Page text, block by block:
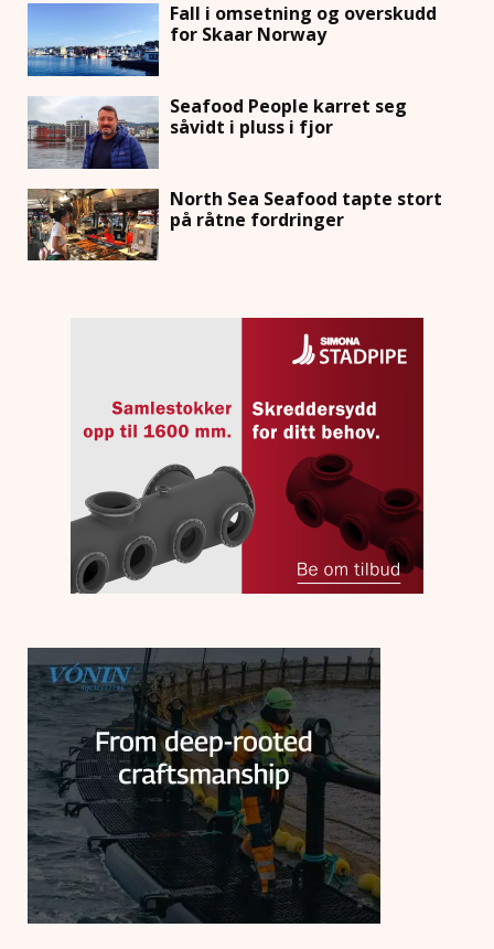
Fall i omsetning og overskudd
for Skaar Norway
Seafood People karret seg
såvidt i pluss i fjor
North Sea Seafood tapte stort
på råtne fordringer